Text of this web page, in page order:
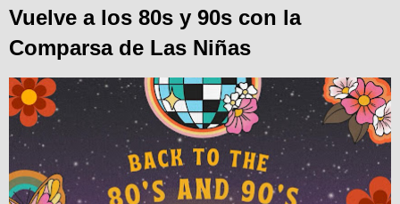
Vuelve a los 80s y 90s con la
Comparsa de Las Niñas